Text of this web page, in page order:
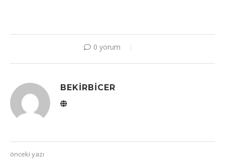
0 yorum
BEKIRBICER
önceki yazı